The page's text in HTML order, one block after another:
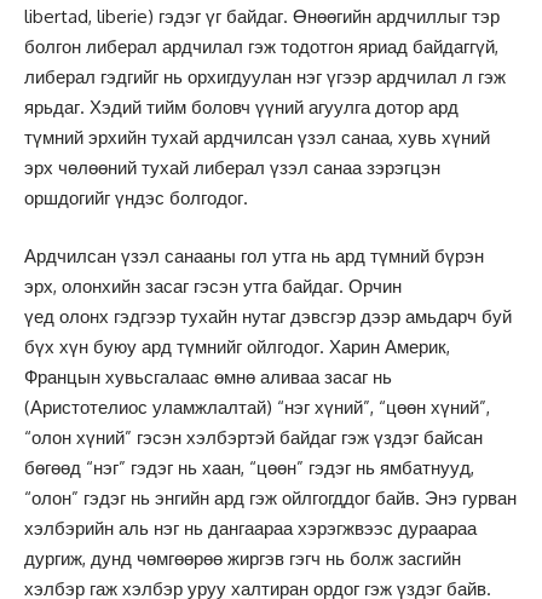
libertad, liberie) гэдэг үг байдаг. Өнөөгийн ардчиллыг тэр
болгон либерал ардчилал гэж тодотгон яриад байдаггүй,
либерал гэдгийг нь орхигдуулан нэг үгээр ардчилал л гэж
ярьдаг. Хэдий тийм боловч үүний агуулга дотор ард
түмний эрхийн тухай ардчилсан үзэл санаа, хувь хүний
эрх чөлөөний тухай либерал үзэл санаа зэрэгцэн
оршдогийг үндэс болгодог.
Ардчилсан үзэл санааны гол утга нь ард түмний бүрэн
эрх, олонхийн засаг гэсэн утга байдаг. Орчин
үед олонх гэдгээр тухайн нутаг дэвсгэр дээр амьдарч буй
бүх хүн буюу ард түмнийг ойлгодог. Харин Америк,
Францын хувьсгалаас өмнө аливаа засаг нь
(Аристотелиос уламжлалтай) “нэг хүний”, “цөөн хүний”,
“олон хүний” гэсэн хэлбэртэй байдаг гэж үздэг байсан
бөгөөд “нэг” гэдэг нь хаан, “цөөн” гэдэг нь ямбатнууд,
“олон” гэдэг нь энгийн ард гэж ойлгогддог байв. Энэ гурван
хэлбэрийн аль нэг нь дангаараа хэрэгжвээс дураараа
дургиж, дунд чөмгөөрөө жиргэв гэгч нь болж засгийн
хэлбэр гаж хэлбэр уруу халтиран ордог гэж үздэг байв.